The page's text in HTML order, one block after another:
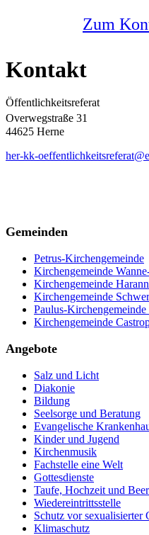
Zum
Kontakt
Öffentlichkeitsreferat
Overwegstraße 31
44625 Herne
her-kk-
Gemeinden
Petrus-Kirchengemeinde
Kirchengemeinde
Kirchengemeinde
Kirchengemeinde
Paulus-Kirchengemeinde
Kirchengemeinde
Angebote
Salz und Licht
Diakonie
Bildung
Seelsorge und Beratung
Evangelische
Kinder und Jugend
Kirchenmusik
Fachstelle eine Welt
Gottesdienste
Taufe, Hochzeit und
Wiedereintrittsstelle
Schutz vor sexualisierter
Klimaschutz